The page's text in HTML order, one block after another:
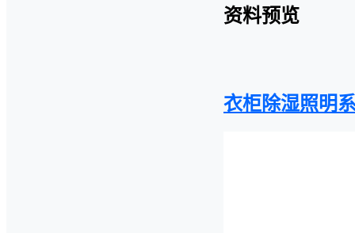
资料预览
衣柜除湿照明